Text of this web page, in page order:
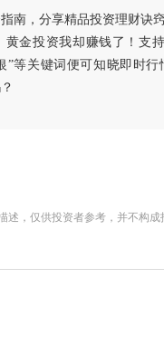
南，分享精品投资理财诀
黄金投资我却赚钱了！支
”等关键词便可知晓即时
述，仅供投资者参考，并不构